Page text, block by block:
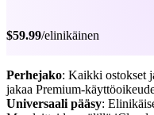
$59.99/elinikäinen
Perhejako: Kaikki ostokset
jakaa Premium-
Universaali pääsy: